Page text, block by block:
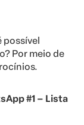
Por meio de
#1 – Lista